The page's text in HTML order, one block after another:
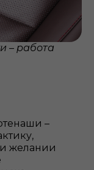
– работа
–
желании